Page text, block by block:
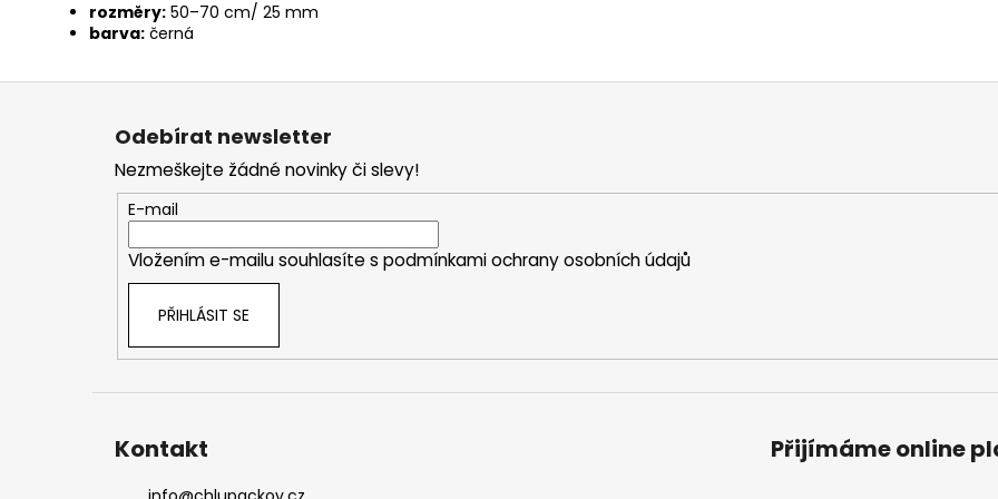
rozměry: 50–70 cm/ 25 mm
barva: černá
Z
Odebírat newsletter
Nezmeškejte žádné novinky či slevy!
E-mail
Vložením e-mailu souhlasíte s podmínkami ochrany osobních údajů
PŘIHLÁSIT SE
Kontakt Přijímáme online